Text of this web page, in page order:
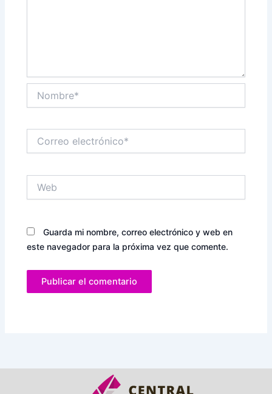
electrónico*
Guarda mi nombre, correo electrónico y web en
este navegador para la próxima vez que comente.